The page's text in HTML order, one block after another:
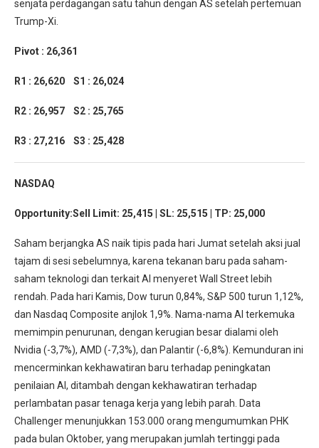
senjata perdagangan satu tahun dengan AS setelah pertemuan
Trump-Xi.
Pivot : 26,361
R1 : 26,620 S1 : 26,024
R2 : 26,957 S2 : 25,765
R3 : 27,216 S3 : 25,428
NASDAQ
Opportunity:Sell Limit: 25,415 | SL: 25,515 | TP: 25,000
Saham berjangka AS naik tipis pada hari Jumat setelah aksi jual
tajam di sesi sebelumnya, karena tekanan baru pada saham-
saham teknologi dan terkait AI menyeret Wall Street lebih
rendah. Pada hari Kamis, Dow turun 0,84%, S&P 500 turun 1,12%,
dan Nasdaq Composite anjlok 1,9%. Nama-nama AI terkemuka
memimpin penurunan, dengan kerugian besar dialami oleh
Nvidia (-3,7%), AMD (-7,3%), dan Palantir (-6,8%). Kemunduran ini
mencerminkan kekhawatiran baru terhadap peningkatan
penilaian AI, ditambah dengan kekhawatiran terhadap
perlambatan pasar tenaga kerja yang lebih parah. Data
Challenger menunjukkan 153.000 orang mengumumkan PHK
pada bulan Oktober, yang merupakan jumlah tertinggi pada